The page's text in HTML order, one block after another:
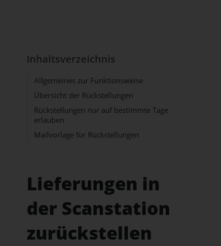
Inhaltsverzeichnis
Allgemeines zur Funktionsweise
Übersicht der Rückstellungen
Rückstellungen nur auf bestimmte Tage
erlauben
Mailvorlage für Rückstellungen
Lieferungen in
der Scanstation
zurückstellen